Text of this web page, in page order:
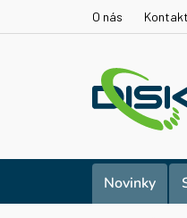
O nás Kontakt
Novinky